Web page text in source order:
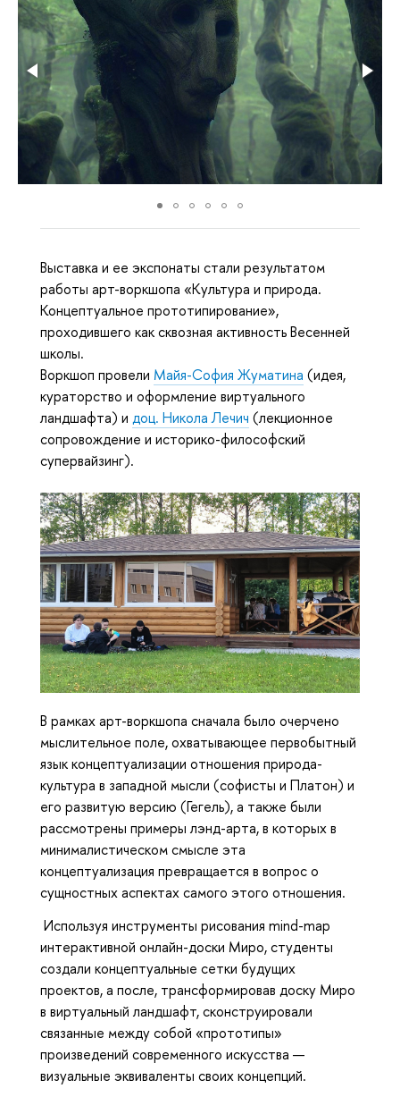
Выставка и ее экспонаты стали результатом
работы арт-воркшопа «Культура и природа.
Концептуальное прототипирование»,
проходившего как сквозная активность Весенней
школы.
Воркшоп провели Майя-София Жуматина (идея,
кураторство и оформление виртуального
ландшафта) и доц. Никола Лечич (лекционное
сопровождение и историко-философский
супервайзинг).
В рамках арт-воркшопа сначала было очерчено
мыслительное поле, охватывающее первобытный
язык концептуализации отношения природа-
культура в западной мысли (софисты и Платон) и
его развитую версию (Гегель), а также были
рассмотрены примеры лэнд-арта, в которых в
минималистическом смысле эта
концептуализация превращается в вопрос о
сущностных аспектах самого этого отношения.
Используя инструменты рисования mind-map
интерактивной онлайн-доски Миро, студенты
создали концептуальные сетки будущих
проектов, а после, трансформировав доску Миро
в виртуальный ландшафт, сконструировали
связанные между собой «прототипы»
произведений современного искусства —
визуальные эквиваленты своих концепций.